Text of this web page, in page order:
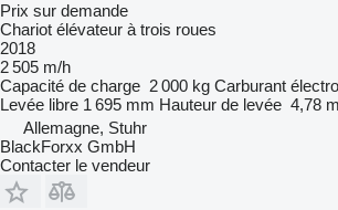
Prix sur demande
Chariot élévateur à trois roues
2018
2 505 m/h
Capacité de charge 2 000 kg Carburant électro
Levée libre 1 695 mm Hauteur de levée 4,78 m
Allemagne, Stuhr
BlackForxx GmbH
Contacter le vendeur